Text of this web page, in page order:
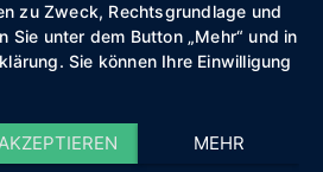
zu Zweck, Rechtsgrundlage und
Sie unter dem Button „Mehr“ und in
Sie können Ihre Einwilligung
MEHR